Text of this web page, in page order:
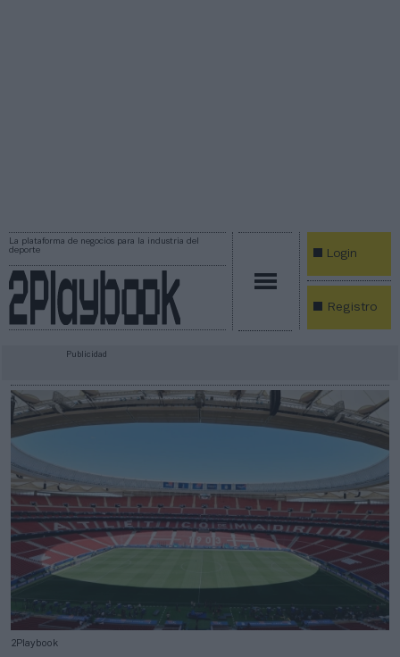
La plataforma de negocios para la industria del
deporte
Login
Registro
Publicidad
2Playbook